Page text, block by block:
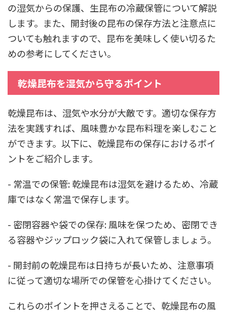
の湿気からの保護、生昆布の冷蔵保管について解説
します。また、開封後の昆布の保存方法と注意点に
ついても触れますので、昆布を美味しく使い切るた
めの参考にしてください。
乾燥昆布を湿気から守るポイント
乾燥昆布は、湿気や水分が大敵です。適切な保存方
法を実践すれば、風味豊かな昆布料理を楽しむこと
ができます。以下に、乾燥昆布の保存におけるポイ
ントをご紹介します。
- 常温での保管: 乾燥昆布は湿気を避けるため、冷蔵
庫ではなく常温で保存します。
- 密閉容器や袋での保存: 風味を保つため、密閉でき
る容器やジップロック袋に入れて保管しましょう。
- 開封前の乾燥昆布は日持ちが長いため、注意事項
に従って適切な場所での保管を心掛けてください。
これらのポイントを押さえることで、乾燥昆布の風